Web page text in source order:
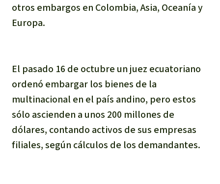
otros embargos en Colombia, Asia, Oceanía y
Europa.
El pasado 16 de octubre un juez ecuatoriano
ordenó embargar los bienes de la
multinacional en el país andino, pero estos
sólo ascienden a unos 200 millones de
dólares, contando activos de sus empresas
filiales, según cálculos de los demandantes.